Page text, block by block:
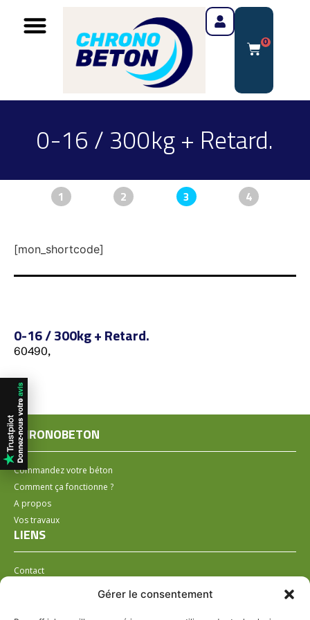
Gérer le consentement
0
0-16 / 300kg + Retard.
1 2 3 4
[mon_shortcode]
0-16 / 300kg + Retard.
60490,
CHRONOBETON
Commandez votre béton
Comment ça fonctionne ?
A propos
Vos travaux
LIENS
Contact